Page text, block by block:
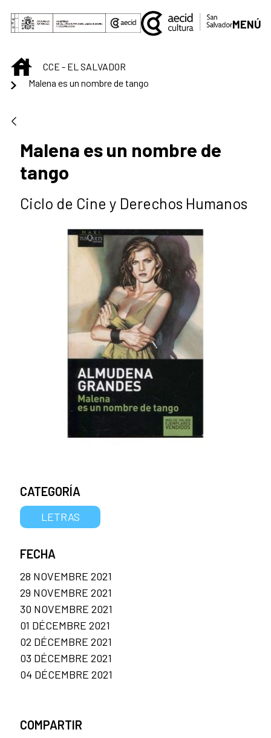
Saut au contenu principal
MENÚ
INICIOCCE - EL SALVADOR
Malena es un nombre de tango
Malena es un nombre de
tango
Ciclo de Cine y Derechos Humanos
CATEGORÍA
LETRAS
FECHA
28 NOVEMBRE 2021
29 NOVEMBRE 2021
30 NOVEMBRE 2021
01 DÉCEMBRE 2021
02 DÉCEMBRE 2021
03 DÉCEMBRE 2021
04 DÉCEMBRE 2021
COMPARTIR